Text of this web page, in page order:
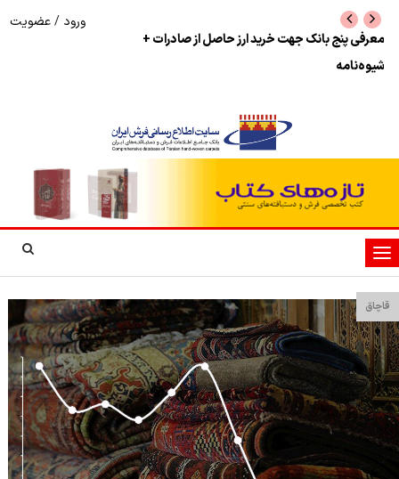
نرخ بازگشت ارز حاصل از صادرات + تکمیلی
ورود /عضویت
تغییر
وضعیت
ناوبری
قاچاق